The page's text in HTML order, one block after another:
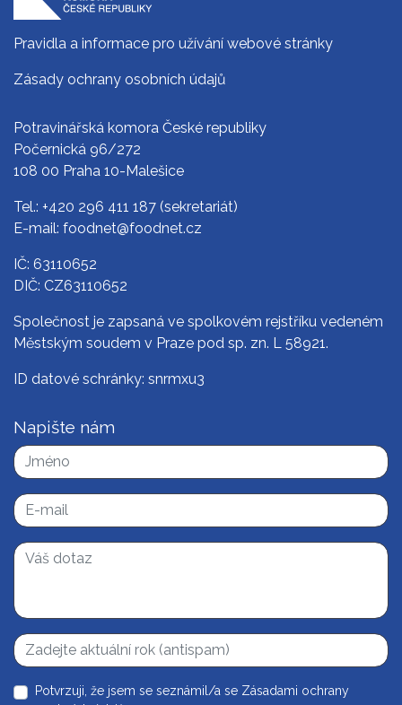
Pravidla a informace pro užívání webové stránky
Zásady ochrany osobních údajů
Potravinářská komora České republiky
Počernická 96/272
108 00 Praha 10-Malešice
Tel.: +420 296 411 187 (sekretariát)
E-mail: foodnet@foodnet.cz
IČ: 63110652
DIČ: CZ63110652
Společnost je zapsaná ve spolkovém rejstříku vedeném
Městským soudem v Praze pod sp. zn. L 58921.
ID datové schránky: snrmxu3
Napište nám
Potvrzuji, že jsem se seznámil/a se Zásadami ochrany